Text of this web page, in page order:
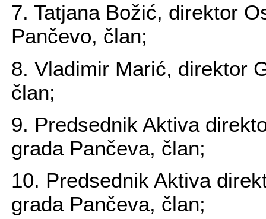
7. Tatjana Božić, direktor
Pančevo, član;
8. Vladimir Marić, direktor
član;
9. Predsednik Aktiva
grada Pančeva, član;
10. Predsednik Aktiva
grada Pančeva, član;